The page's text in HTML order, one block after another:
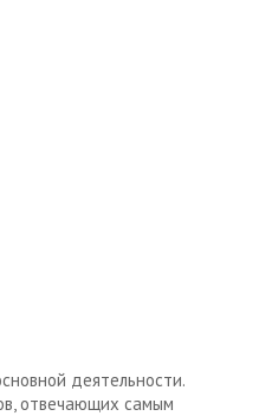
деятельности.
отвечающих самым